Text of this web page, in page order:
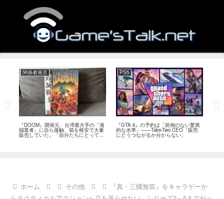
関係者発言
『DOOM』開発元、台湾最大手の「海
賊業者」に自ら接触、箱を格安で大量
販売していた。「自分たちにとっては
流通だった」
PS5
『GTA 6』の予約は「前例のない驚異
的な水準」――Take-Two CEO「販売
にどうつながるか分からない」
ホーム その他
『真・三國無双』をキャラゲーか